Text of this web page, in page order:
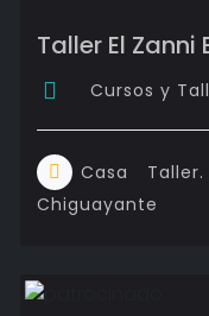
Taller El Zanni
Cursos y
Casa
Chiguayante